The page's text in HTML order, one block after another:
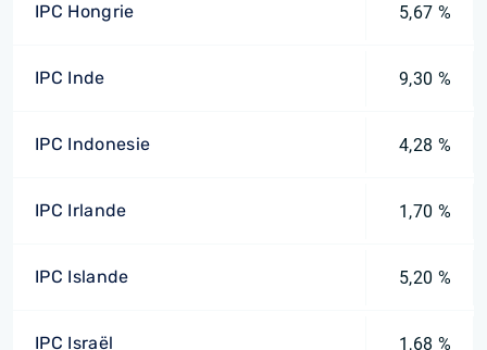
IPC Hongrie 5,67 %
IPC Inde 9,30 %
IPC Indonesie 4,28 %
IPC Irlande 1,70 %
IPC Islande 5,20 %
IPC Israël 1,68 %